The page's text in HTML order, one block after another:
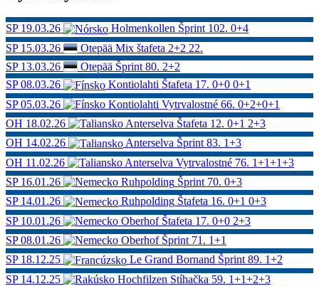
SP 19.03.26 Holmenkollen Šprint 102. 0+4
SP 15.03.26 Otepää Mix štafeta 2+2 22.
SP 13.03.26 Otepää Šprint 80. 2+2
SP 08.03.26 Kontiolahti Štafeta 17. 0+0 0+1
SP 05.03.26 Kontiolahti Vytrvalostné 66. 0+2+0+1
OH 18.02.26 Anterselva Štafeta 12. 0+1 2+3
OH 14.02.26 Anterselva Šprint 83. 1+3
OH 11.02.26 Anterselva Vytrvalostné 76. 1+1+1+3
SP 16.01.26 Ruhpolding Šprint 70. 0+3
SP 14.01.26 Ruhpolding Štafeta 16. 0+1 0+3
SP 10.01.26 Oberhof Štafeta 17. 0+0 2+3
SP 08.01.26 Oberhof Šprint 71. 1+1
SP 18.12.25 Le Grand Bornand Šprint 89. 1+2
SP 14.12.25 Hochfilzen Stíhačka 59. 1+1+2+3